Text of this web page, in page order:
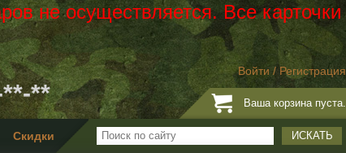
не осуществляется. Все карточки
Войти / Регистрация
Ваша корзина пуста.
**
ИСКАТЬ
Скидки